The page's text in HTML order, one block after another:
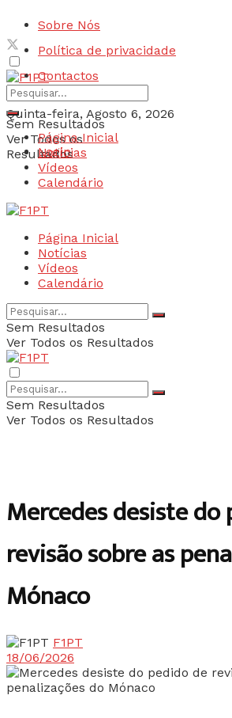
Sobre Nós
Política de privacidade
Contactos
Quinta-feira, Agosto 6, 2026
Login
Sem Resultados
Ver Todos os
Resultados
Página Inicial
Notícias
Vídeos
Calendário
Página Inicial
Notícias
Vídeos
Calendário
Sem Resultados
Ver Todos os Resultados
Sem Resultados
Ver Todos os Resultados
Mercedes desiste do
revisão sobre as
Mónaco
F1PT
18/06/2026